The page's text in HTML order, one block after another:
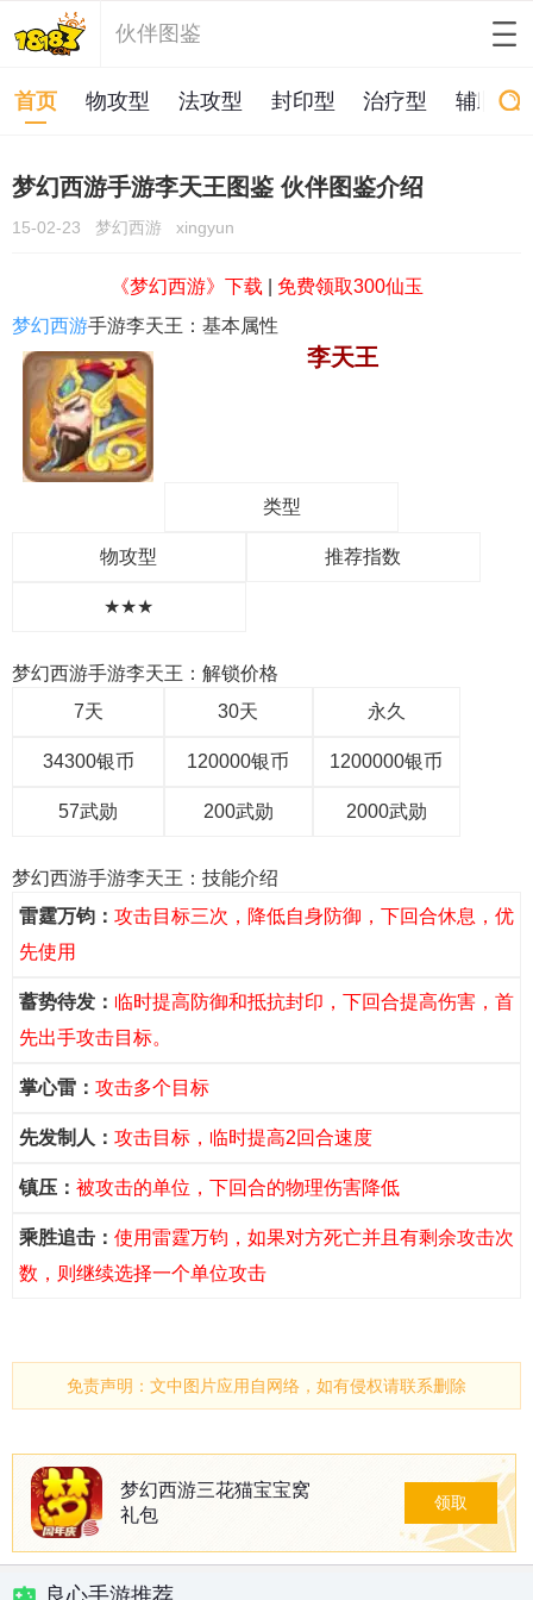
伙伴图鉴
首页 物攻型 法攻型 封印型 治疗型 辅助型
梦幻西游手游李天王图鉴 伙伴图鉴介绍
15-02-23 梦幻西游 xingyun
《梦幻西游》下载
免费领取300仙玉
梦幻西游手游李天王：基本属性
李天王
类型
物攻型 推荐指数
★★★
梦幻西游手游李天王：解锁价格
7天
30天 永久
34300银币 120000银币 1200000银币
57武勋 200武勋 2000武勋
梦幻西游手游李天王：技能介绍
雷霆万钧： 攻击目标三次，降低自身防御，下回合休息，优
先使用
蓄势待发： 临时提高防御和抵抗封印，下回合提高伤害，首
先出手攻击目标。
掌心雷： 攻击多个目标
先发制人： 攻击目标，临时提高2回合速度
镇压： 被攻击的单位，下回合的物理伤害降低
乘胜追击： 使用雷霆万钧，如果对方死亡并且有剩余攻击次
数，则继续选择一个单位攻击
免责声明：文中图片应用自网络，如有侵权请联系删除
梦幻西游三花猫宝宝窝
礼包
领取
良心手游推荐